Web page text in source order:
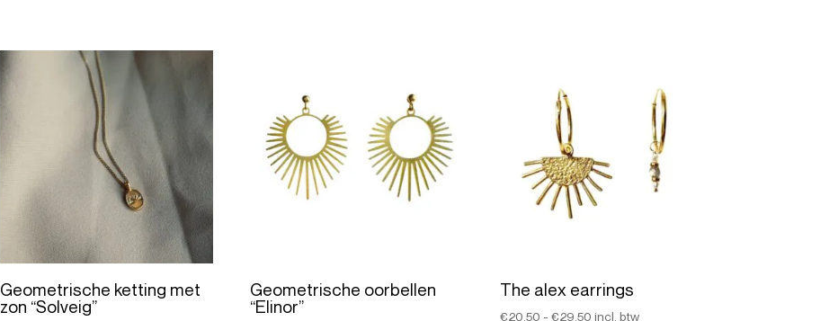
Geometrische ketting met
zon “Solveig”
Geometrische oorbellen
“Elinor”
The alex earrings
€20.50 - €29.50 Prijsklasse:
incl. btw